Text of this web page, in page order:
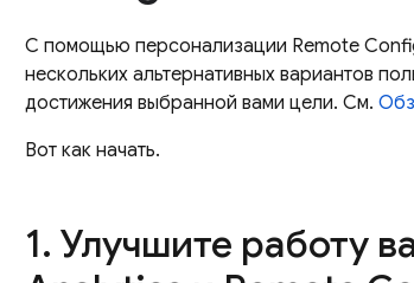
С помощью персонализации Remote
нескольких альтернативных вариантов
достижения выбранной вами цели. См.
Вот как начать.
1. Улучшите работу